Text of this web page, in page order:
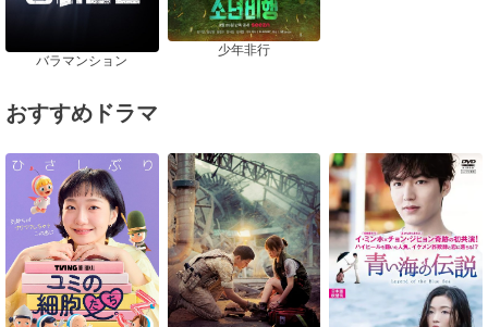
バラマンション
少年非行
おすすめドラマ